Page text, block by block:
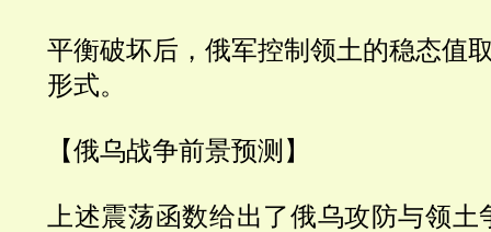
平衡破坏后，俄军控制领土的稳态值
形式。
【俄乌战争前景预测】
上述震荡函数给出了俄乌攻防与领